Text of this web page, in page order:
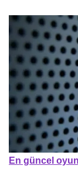
En güncel